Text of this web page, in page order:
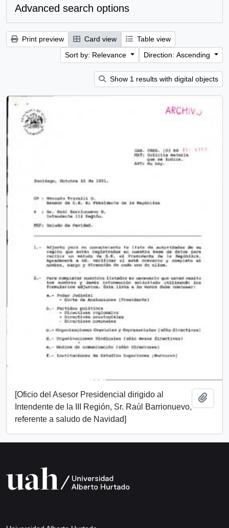
Advanced search options
Print preview Card view
Table view
Sort by: Relevance
Direction: Ascending
Show 1 results with digital objects
[Oficio del Asesor Presidencial dirigido al
Intendente de la III Región, Sr. Raúl Barrionuevo,
referente a saludo de Navidad]